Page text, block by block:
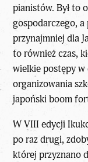
pianistów. Był to
gospodarczego, a
przynajmniej dla
to również czas,
wielkie postępy
organizowania
japoński boom
W VIII edycji
po raz drugi,
której przyznano